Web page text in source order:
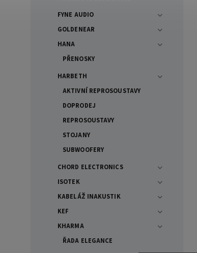
FYNE AUDIO
GOLDENEAR
HANA
PŘENOSKY
HARBETH
AKTIVNÍ REPROSOUSTAVY
DOPRODEJ
REPROSOUSTAVY
STOJANY
SUBWOOFERY
CHORD ELECTRONICS
ISOTEK
KABELÁŽ INAKUSTIK
KEF
KHARMA
ŘADA ELEGANCE